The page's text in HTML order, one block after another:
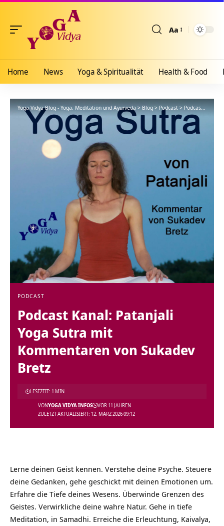
Aa
Home News Yoga & Spiritualität Health & Food
Yoga Vidya Blog - Yoga, Meditation und Ayurveda>Blog>Podcast>Podcast Kanal: Patanjali Yoga Sutra mit Kommentaren von Sukadev Bretz
PODCAST
Podcast Kanal: Patanjali
Yoga Sutra mit
Kommentaren von Sukadev
Bretz
ZULETZT AKTUALISIERT: 12. MÄRZ 2026 09:12
VONYOGA VIDYA INFOS VOR 11 JAHREN
LESEZEIT: 1 MIN
Lerne deinen Geist kennen. Verstehe deine Psyche. Steuere
deine Gedanken, gehe geschickt mit deinen Emotionen um.
Erfahre die Tiefe deines Wesens. Überwinde Grenzen des
Geistes. Verwirkliche deine wahre Natur. Gehe in tiefe
Meditation, in Samadhi. Erreiche die Erleuchtung, Kaivalya,